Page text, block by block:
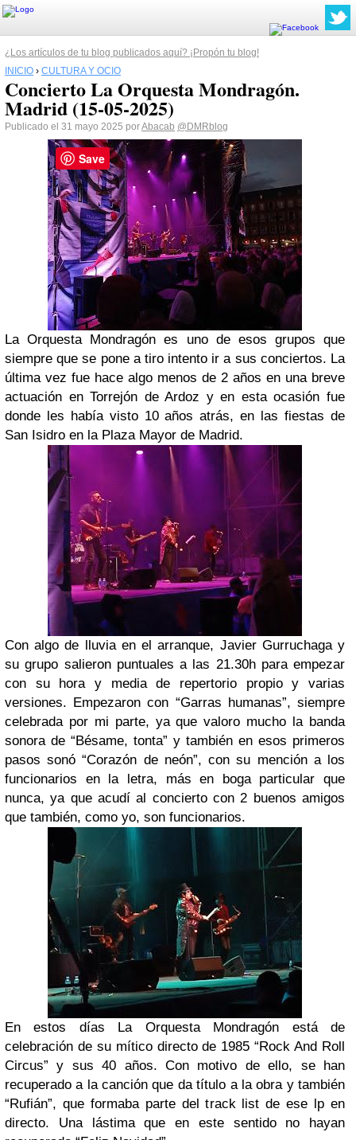
¿Los artículos de tu blog publicados aquí? ¡Propón tu blog!
INICIO › CULTURA Y OCIO
Concierto La Orquesta Mondragón.
Madrid (15-05-2025)
Publicado el 31 mayo 2025 porAbacab @DMRblog
La Orquesta Mondragón es uno de esos grupos que
siempre que se pone a tiro intento ir a sus conciertos. La
última vez fue hace algo menos de 2 años en una breve
actuación en Torrejón de Ardoz y en esta ocasión fue
donde les había visto 10 años atrás, en las fiestas de
San Isidro en la Plaza Mayor de Madrid.
Con algo de lluvia en el arranque, Javier Gurruchaga y
su grupo salieron puntuales a las 21.30h para empezar
con su hora y media de repertorio propio y varias
versiones. Empezaron con “Garras humanas”, siempre
celebrada por mi parte, ya que valoro mucho la banda
sonora de “Bésame, tonta” y también en esos primeros
pasos sonó “Corazón de neón”, con su mención a los
funcionarios en la letra, más en boga particular que
nunca, ya que acudí al concierto con 2 buenos amigos
que también, como yo, son funcionarios.
En estos días La Orquesta Mondragón está de
celebración de su mítico directo de 1985 “Rock And Roll
Circus” y sus 40 años. Con motivo de ello, se han
recuperado a la canción que da título a la obra y también
“Rufián”, que formaba parte del track list de ese lp en
directo. Una lástima que en este sentido no hayan
Save